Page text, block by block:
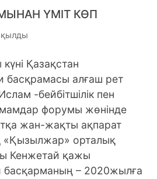
ҮМІТ КӨП
Қазақстан
басқрамасы алғаш рет
-бейбітшілік пен
имамдар форумы жөнінде
жан-жақты ақпарат
«Қызылжар» орталық
Кенжетай қажы
басқарманың – 2020жылға